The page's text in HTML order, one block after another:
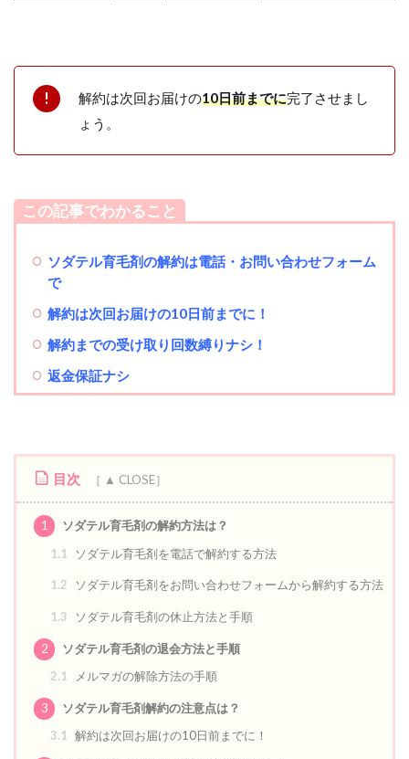
解約は次回お届けの10日前までに完了させまし
ょう。
この記事でわかること
ソダテル育毛剤の解約は電話・お問い合わせフォーム
で
解約は次回お届けの10日前までに！
解約までの受け取り回数縛りナシ！
返金保証ナシ
目次
1
ソダテル育毛剤の解約方法は？
1.1
ソダテル育毛剤を電話で解約する方法
1.2 ソダテル育毛剤をお問い合わせフォームから解約する方法
1.3 ソダテル育毛剤の休止方法と手順
2
ソダテル育毛剤の退会方法と手順
2.1
メルマガの解除方法の手順
3
ソダテル育毛剤解約の注意点は？
3.1 解約は次回お届けの10日前までに！